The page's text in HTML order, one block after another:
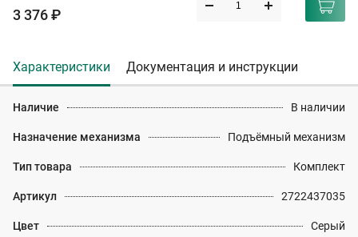
3 376 ₽
Характеристики Документация и инструкции
Наличие В наличии
Назначение механизма Подъёмный механизм
Тип товара Комплект
Артикул 2722437035
Цвет Серый